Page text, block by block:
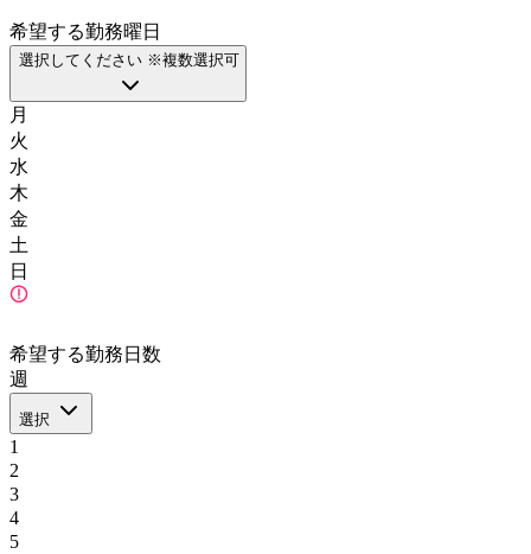
希望する勤務曜日
選択してください ※複数選択可
月
火
水
木
金
土
日
希望する勤務日数
週
選択
1
2
3
4
5